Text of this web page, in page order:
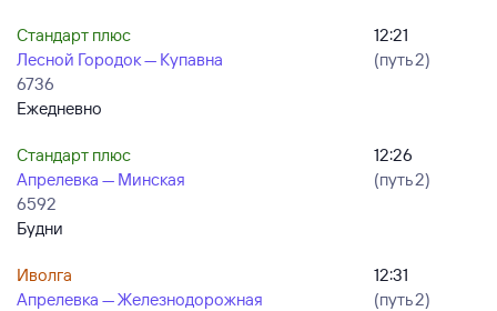
Стандарт плюс
Лесной Городок — Купавна
6736
Ежедневно
12:21
(путь 2)
Стандарт плюс
Апрелевка — Минская
6592
Будни
12:26
(путь 2)
Иволга
Апрелевка — Железнодорожная
12:31
(путь 2)